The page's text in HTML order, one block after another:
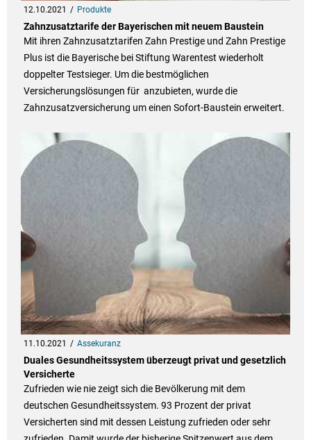
12.10.2021 Produkte
Zahnzusatztarife der Bayerischen mit neuem Baustein
Mit ihren Zahnzusatztarifen Zahn Prestige und Zahn Prestige
Plus ist die Bayerische bei Stiftung Warentest wiederholt
doppelter Testsieger. Um die bestmöglichen
Versicherungslösungen für anzubieten, wurde die
Zahnzusatzversicherung um einen Sofort-Baustein erweitert.
11.10.2021 Assekuranz
Duales Gesundheitssystem überzeugt privat und gesetzlich
Versicherte
Zufrieden wie nie zeigt sich die Bevölkerung mit dem
deutschen Gesundheitssystem. 93 Prozent der privat
Versicherten sind mit dessen Leistung zufrieden oder sehr